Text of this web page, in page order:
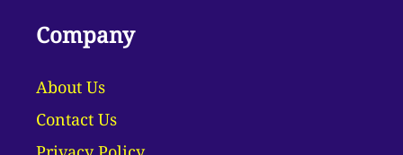
Company
About Us
Contact Us